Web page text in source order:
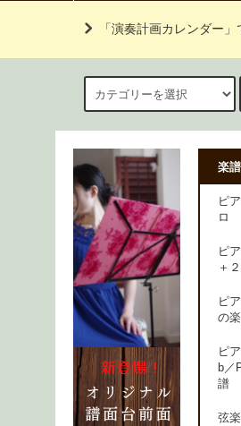
「演奏計画カレンダー
楽
ピ
ロ
ピ
＋
ピ
の
ピ
b／
譜
弦